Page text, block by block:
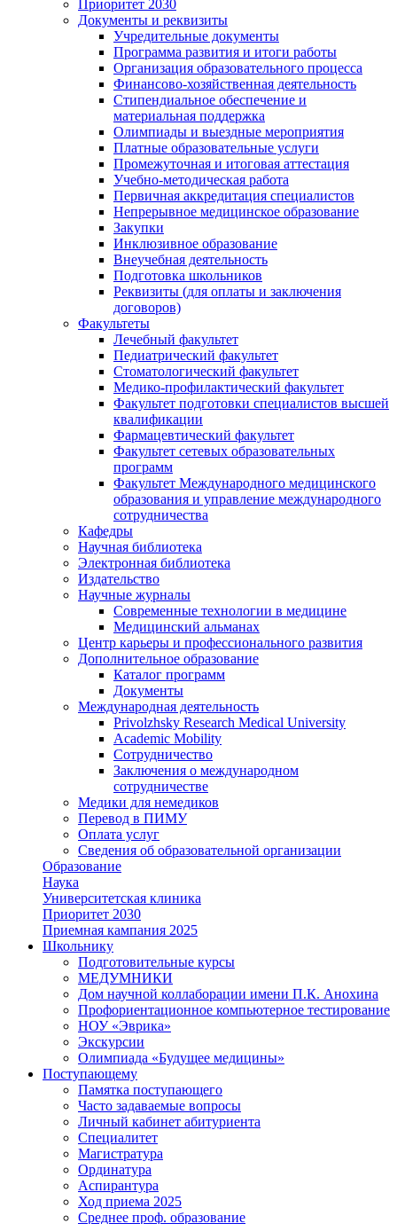
Приоритет 2030
Документы и реквизиты
Учредительные документы
Программа развития и итоги работы
Организация образовательного процесса
Финансово-хозяйственная деятельность
Стипендиальное обеспечение и
материальная поддержка
Олимпиады и выездные мероприятия
Платные образовательные услуги
Промежуточная и итоговая аттестация
Учебно-методическая работа
Первичная аккредитация специалистов
Непрерывное медицинское образование
Закупки
Инклюзивное образование
Внеучебная деятельность
Подготовка школьников
Реквизиты (для оплаты и заключения
договоров)
Факультеты
Лечебный факультет
Педиатрический факультет
Стоматологический факультет
Медико-профилактический факультет
Факультет подготовки специалистов высшей
квалификации
Фармацевтический факультет
Факультет сетевых образовательных
программ
Факультет Международного медицинского
образования и управление международного
сотрудничества
Кафедры
Научная библиотека
Электронная библиотека
Издательство
Научные журналы
Современные технологии в медицине
Медицинский альманах
Центр карьеры и профессионального развития
Дополнительное образование
Каталог программ
Документы
Международная деятельность
Privolzhsky Research Medical University
Academic Mobility
Сотрудничество
Заключения о международном
сотрудничестве
Медики для немедиков
Перевод в ПИМУ
Оплата услуг
Сведения об образовательной организации
Образование
Наука
Университетская клиника
Приоритет 2030
Приемная кампания 2025
Школьнику
Подготовительные курсы
МЕДУМНИКИ
Дом научной коллаборации имени П.К. Анохина
Профориентационное компьютерное тестирование
НОУ «Эврика»
Экскурсии
Олимпиада «Будущее медицины»
Поступающему
Памятка поступающего
Часто задаваемые вопросы
Личный кабинет абитуриента
Специалитет
Магистратура
Ординатура
Аспирантура
Ход приема 2025
Среднее проф. образование